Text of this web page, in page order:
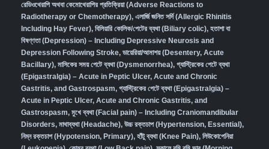
রেডিওথেরাপি অথবা কেমোথেরাপির প্রতিক্রিয়া (Adverse Reactions to
Radiotherapy or Chemotherapy), এলার্জি জনিত সর্দি (Allergic Rhinitis
Including Hay Fever), বিলিয়ারি কোলিক/পেটের ব্যথা (Biliary colic), হতাশা বা
বিষণ্ণতা (Depression) – Including Depressive Neurosis and
Depression Following Stroke, ডায়েরিয়া/আমাশয় (Desentery, Acute
Bacillary), মাসিকের সময় পেটে ব্যথা (Dysmenorrhea), গ্যাস্ট্রিকের পেটে ব্যথা
(Epigastralgia) – Acute in Peptic Ulcer, Acute and Chronic
Gastritis, and Gastrospasm, গ্যাস্ট্রিকের পেটে ব্যথা (Epigastralgia) –
Acute in Peptic Ulcer, Acute and Chronic Gastritis, and
Gastrospasm, মুখে ব্যথা (Facial pain) – Including Craniomandibular
Disorders, মাথাব্যথা (Headache), উচ্চ রক্তচাপ (Hypertension, Essential),
নিম্ন রক্তচাপ (Hypotension, Primary), হাঁটু ব্যথা (Knee Pain), লিউকোপেনিয়া